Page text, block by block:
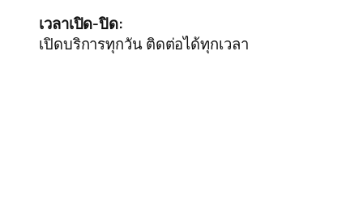
เวลาเปิด-ปิด:
เปิดบริการทุกวัน ติดต่อได้ทุกเวลา